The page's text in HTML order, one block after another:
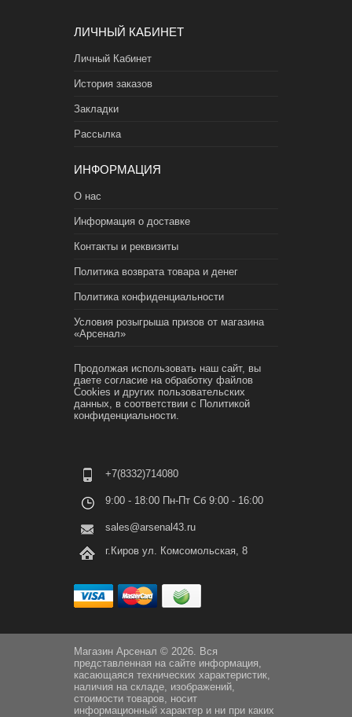
ЛИЧНЫЙ КАБИНЕТ
Личный Кабинет
История заказов
Закладки
Рассылка
ИНФОРМАЦИЯ
О нас
Информация о доставке
Контакты и реквизиты
Политика возврата товара и денег
Политика конфиденциальности
Условия розыгрыша призов от магазина
«Арсенал»
Продолжая использовать наш сайт, вы
даете согласие на обработку файлов
Cookies и других пользовательских
данных, в соответствии с Политикой
конфиденциальности.
+7(8332)714080
9:00 - 18:00 Пн-Пт Сб 9:00 - 16:00
sales@arsenal43.ru
г.Киров ул. Комсомольская, 8
Магазин Арсенал © 2026. Вся
представленная на сайте информация,
касающаяся технических характеристик,
наличия на складе, изображений,
стоимости товаров, носит
информационный характер и ни при каких